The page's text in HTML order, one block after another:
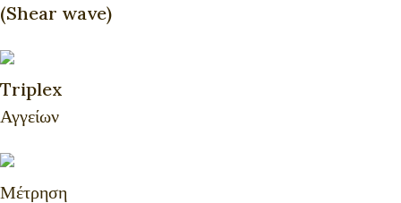
(Shear wave)
Triplex
Αγγείων
Μέτρηση